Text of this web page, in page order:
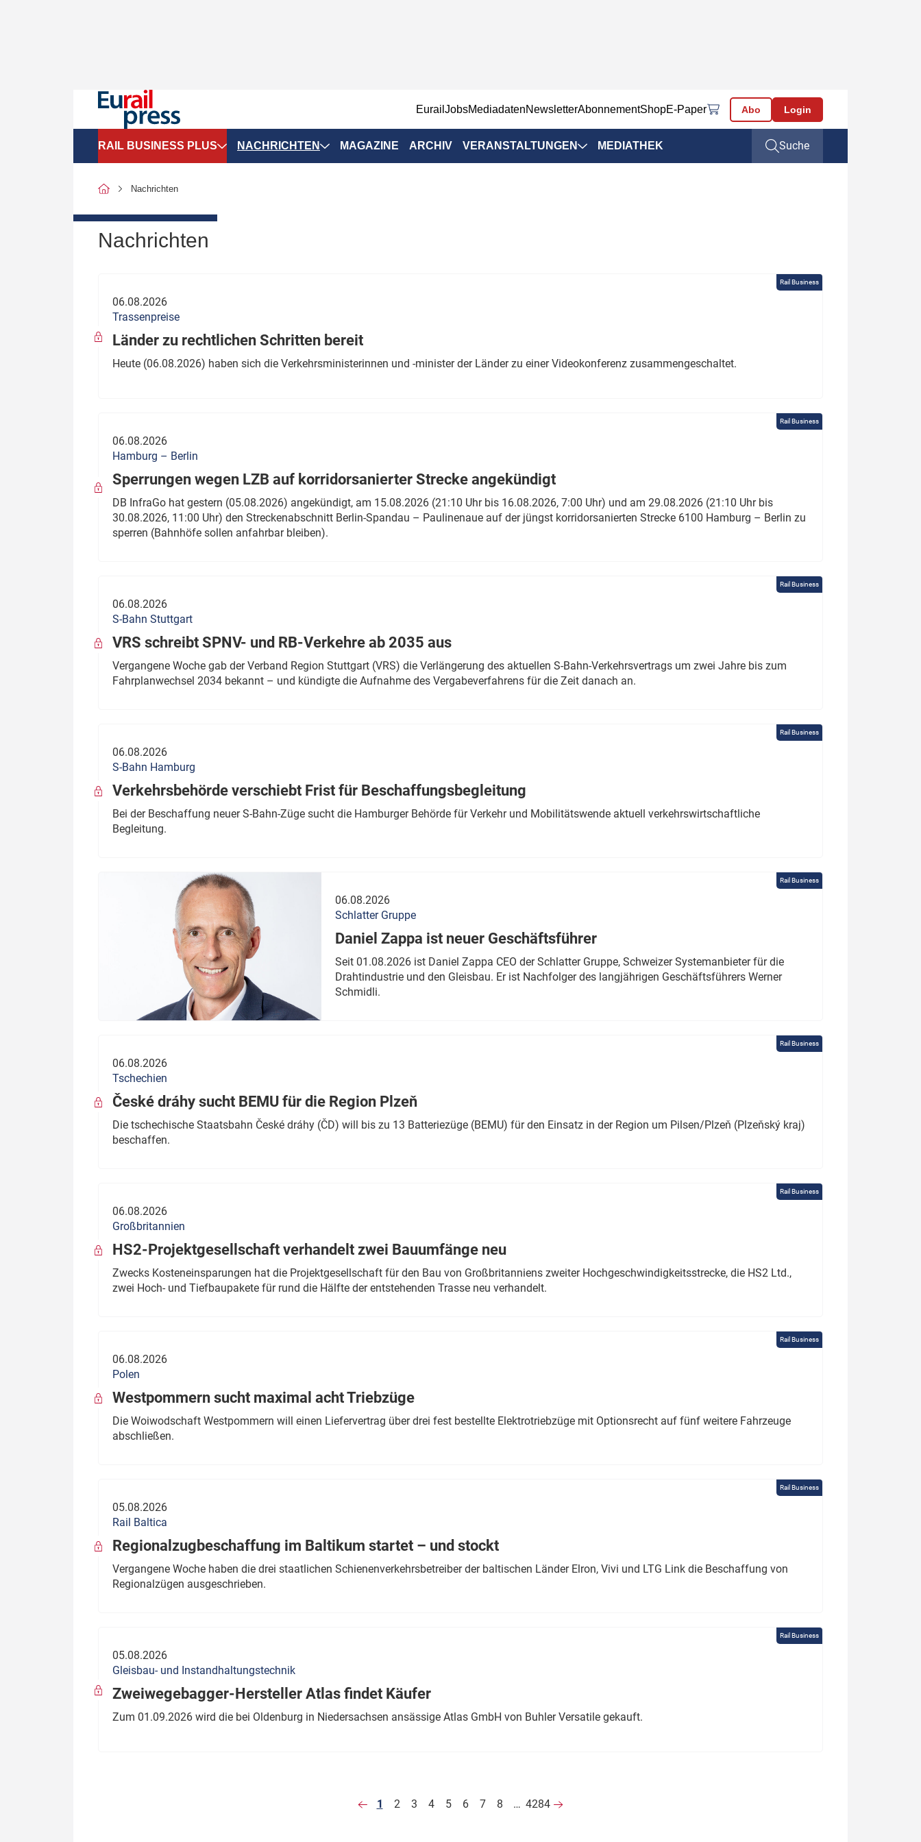
EurailJobsMediadatenNewsletterAbonnementShopE-Paper Abo Login
RAIL BUSINESS PLUS
SPNV-Marktdaten
Politik
wen?
Thema des Monats
Dossier: Generalsanierung
Dossier: ETCS
Dossier:
NACHRICHTEN MAGAZINE ARCHIV VERANSTALTUNGEN MEDIATHEK Suche
Nachrichten
Nachrichten
Rail Business
06.08.2026
Trassenpreise
Länder zu rechtlichen Schritten bereit
Heute (06.08.2026) haben sich die Verkehrsministerinnen und -minister der Länder zu einer Videokonferenz zusammengeschaltet.
Rail Business
06.08.2026
Hamburg – Berlin
Sperrungen wegen LZB auf korridorsanierter Strecke angekündigt
DB InfraGo hat gestern (05.08.2026) angekündigt, am 15.08.2026 (21:10 Uhr bis 16.08.2026, 7:00 Uhr) und am 29.08.2026 (21:10 Uhr bis
30.08.2026, 11:00 Uhr) den Streckenabschnitt Berlin-Spandau – Paulinenaue auf der jüngst korridorsanierten Strecke 6100 Hamburg – Berlin zu
sperren (Bahnhöfe sollen anfahrbar bleiben).
Rail Business
06.08.2026
S-Bahn Stuttgart
VRS schreibt SPNV- und RB-Verkehre ab 2035 aus
Vergangene Woche gab der Verband Region Stuttgart (VRS) die Verlängerung des aktuellen S-Bahn-Verkehrsvertrags um zwei Jahre bis zum
Fahrplanwechsel 2034 bekannt – und kündigte die Aufnahme des Vergabeverfahrens für die Zeit danach an.
Rail Business
06.08.2026
S-Bahn Hamburg
Verkehrsbehörde verschiebt Frist für Beschaffungsbegleitung
Bei der Beschaffung neuer S-Bahn-Züge sucht die Hamburger Behörde für Verkehr und Mobilitätswende aktuell verkehrswirtschaftliche
Begleitung.
Rail Business
06.08.2026
Schlatter Gruppe
Daniel Zappa ist neuer Geschäftsführer
Seit 01.08.2026 ist Daniel Zappa CEO der Schlatter Gruppe, Schweizer Systemanbieter für die
Drahtindustrie und den Gleisbau. Er ist Nachfolger des langjährigen Geschäftsführers Werner
Schmidli.
Rail Business
06.08.2026
Tschechien
České dráhy sucht BEMU für die Region Plzeň
Die tschechische Staatsbahn České dráhy (ČD) will bis zu 13 Batteriezüge (BEMU) für den Einsatz in der Region um Pilsen/Plzeň (Plzeňský kraj)
beschaffen.
Rail Business
06.08.2026
Großbritannien
HS2-Projektgesellschaft verhandelt zwei Bauumfänge neu
Zwecks Kosteneinsparungen hat die Projektgesellschaft für den Bau von Großbritanniens zweiter Hochgeschwindigkeitsstrecke, die HS2 Ltd.,
zwei Hoch- und Tiefbaupakete für rund die Hälfte der entstehenden Trasse neu verhandelt.
Rail Business
06.08.2026
Polen
Westpommern sucht maximal acht Triebzüge
Die Woiwodschaft Westpommern will einen Liefervertrag über drei fest bestellte Elektrotriebzüge mit Optionsrecht auf fünf weitere Fahrzeuge
abschließen.
Rail Business
05.08.2026
Rail Baltica
Regionalzugbeschaffung im Baltikum startet – und stockt
Vergangene Woche haben die drei staatlichen Schienenverkehrsbetreiber der baltischen Länder Elron, Vivi und LTG Link die Beschaffung von
Regionalzügen ausgeschrieben.
Rail Business
05.08.2026
Gleisbau- und Instandhaltungstechnik
Zweiwegebagger-Hersteller Atlas findet Käufer
Zum 01.09.2026 wird die bei Oldenburg in Niedersachsen ansässige Atlas GmbH von Buhler Versatile gekauft.
1 2 3 4 5 6 7 8 … 4284